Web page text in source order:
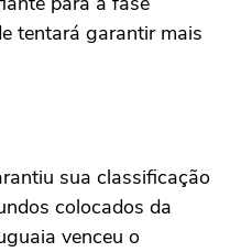
tentará garantir mais
sua classificação
colocados da
venceu o